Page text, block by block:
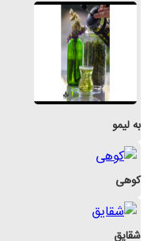
به لیمو
کوهی
شقایق